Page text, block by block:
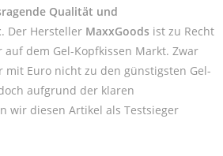
Qualität und
. Der Hersteller MaxxGoods ist zu Recht
dem Gel-Kopfkissen Markt. Zwar
mit Euro nicht zu den günstigsten Gel-
aufgrund der klaren
wir diesen Artikel als Testsieger